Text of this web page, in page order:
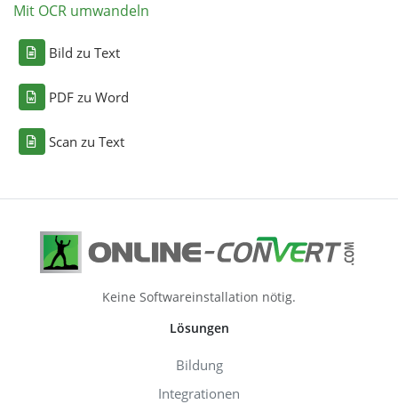
Mit OCR umwandeln
Bild zu Text
PDF zu Word
Scan zu Text
Keine Softwareinstallation nötig.
Lösungen
Bildung
Integrationen